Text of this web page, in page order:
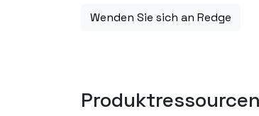
Wenden Sie sich an Redge